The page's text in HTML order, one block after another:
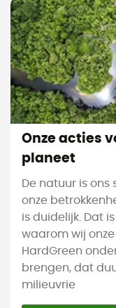
Onze acties
planeet
De natuur is ons
onze
is duidelijk. Dat
waarom wij
HardGreen
brengen, dat
milieuvrie